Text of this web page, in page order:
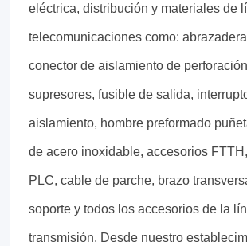
eléctrica, distribución y materiales de
telecomunicaciones como:
conector de aislamiento de
supresores, fusible de salida,
aislamiento, hombre preformado
de acero inoxidable, accesorios
PLC, cable de parche, brazo
soporte y todos los accesorios de la
transmisión. Desde nuestro